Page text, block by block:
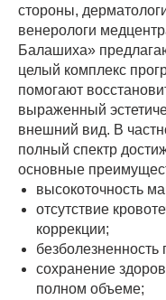
стороны,
венерологи
Балашиха»
целый комплекс
помогают
выраженный
внешний вид. В
полный спектр
основные
высокоточность
отсутствие
коррекции;
безболезненность
сохранение
полном объеме;